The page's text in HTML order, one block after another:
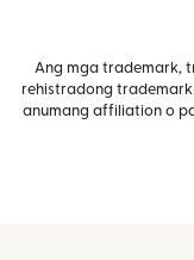
Ang mga trademark,
rehistradong
anumang affiliation o